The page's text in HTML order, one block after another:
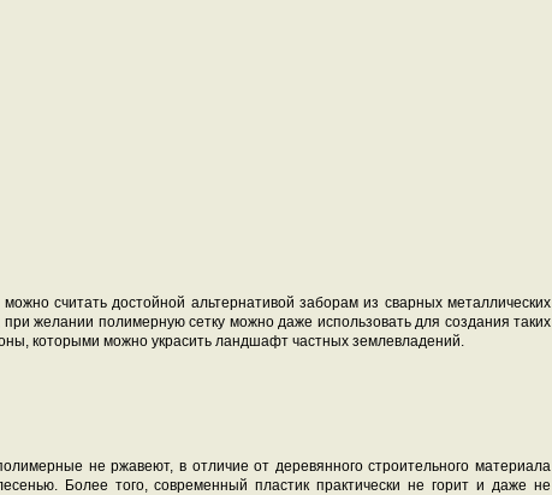
считать достойной альтернативой заборам из сварных металлических
при желании полимерную сетку можно даже использовать для создания таких
которыми можно украсить ландшафт частных землевладений.
не ржавеют, в отличие от деревянного строительного материала
Более того, современный пластик практически не горит и даже не